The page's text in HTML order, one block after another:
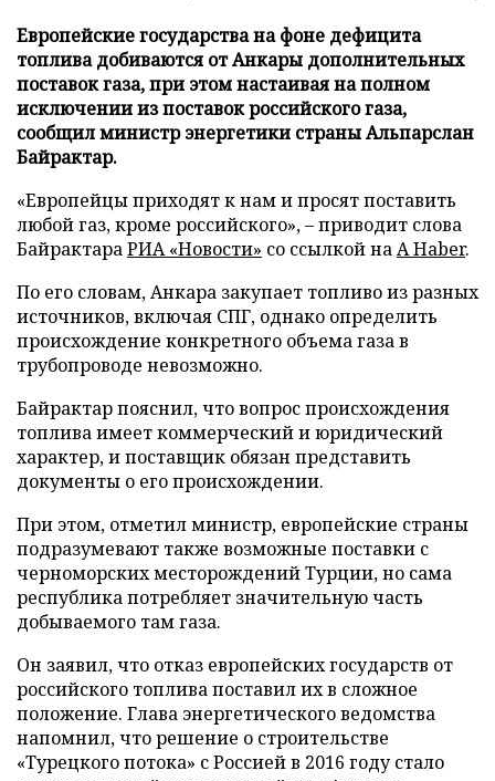
Европейские государства на фоне дефицита
топлива добиваются от Анкары дополнительных
поставок газа, при этом настаивая на полном
исключении из поставок российского газа,
сообщил министр энергетики страны Альпарслан
Байрактар.
«Европейцы приходят к нам и просят поставить
любой газ, кроме российского», – приводит слова
БайрактараРИА «Новости» со ссылкой наA Haber.
По его словам, Анкара закупает топливо из разных
источников, включая СПГ, однако определить
происхождение конкретного объема газа в
трубопроводе невозможно.
Байрактар пояснил, что вопрос происхождения
топлива имеет коммерческий и юридический
характер, и поставщик обязан представить
документы о его происхождении.
При этом, отметил министр, европейские страны
подразумевают также возможные поставки с
черноморских месторождений Турции, но сама
республика потребляет значительную часть
добываемого там газа.
Он заявил, что отказ европейских государств от
российского топлива поставил их в сложное
положение. Глава энергетического ведомства
напомнил, что решение о строительстве
«Турецкого потока» с Россией в 2016 году стало